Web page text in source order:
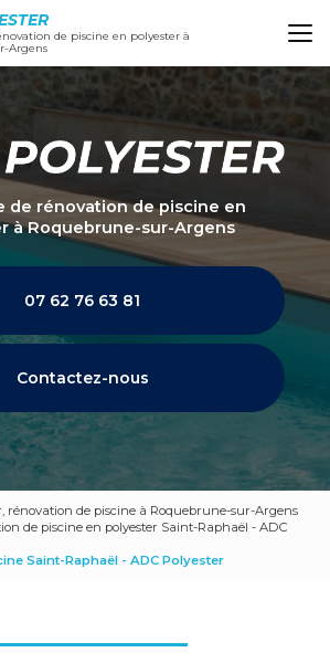
Argens
de rénovation de piscine en
à Roquebrune-sur-Argens
07 62 76 63 81
Contactez-nous
rénovation de piscine à Roquebrune-sur-Argens
de piscine en polyester Saint-Raphaël - ADC
Saint-Raphaël - ADC Polyester